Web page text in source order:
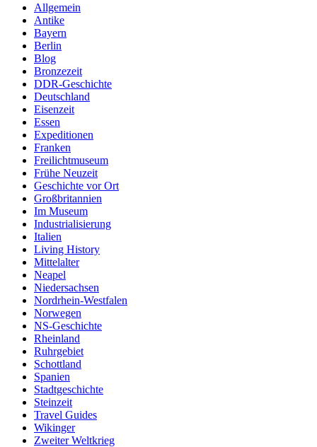
Allgemein
Antike
Bayern
Berlin
Blog
Bronzezeit
DDR-Geschichte
Deutschland
Eisenzeit
Essen
Expeditionen
Franken
Freilichtmuseum
Frühe Neuzeit
Geschichte vor Ort
Großbritannien
Im Museum
Industrialisierung
Italien
Living History
Mittelalter
Neapel
Niedersachsen
Nordrhein-Westfalen
Norwegen
NS-Geschichte
Rheinland
Ruhrgebiet
Schottland
Spanien
Stadtgeschichte
Steinzeit
Travel Guides
Wikinger
Zweiter Weltkrieg